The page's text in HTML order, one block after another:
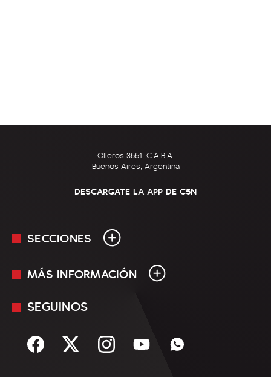
Olleros 3551, C.A.B.A.
Buenos Aires, Argentina
DESCARGATE LA APP DE C5N
SECCIONES
En Vivo
Sociedad
MÁS INFORMACIÓN
Mediakit
Términos y condiciones
SEGUINOS